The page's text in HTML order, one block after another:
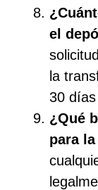
el
la
30
¿Qué
para